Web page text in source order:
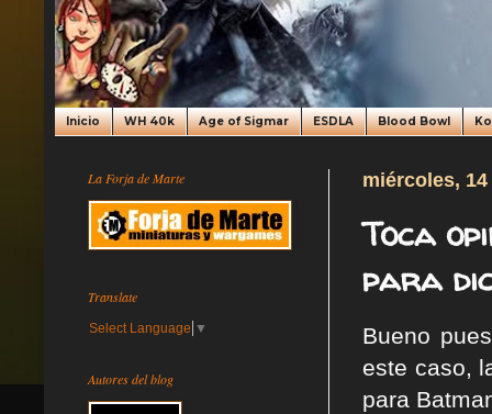
Inicio WH 40k Age of Sigmar ESDLA Blood Bowl
miércoles,
Toca
para
Bueno
este caso,
para
La Forja de Marte
Translate
Select Language ▼
Autores del blog